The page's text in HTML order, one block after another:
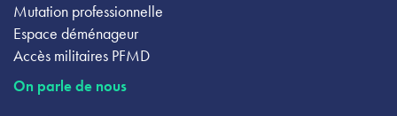
Mutation professionnelle
Espace déménageur
Accès militaires PFMD
On parle de nous